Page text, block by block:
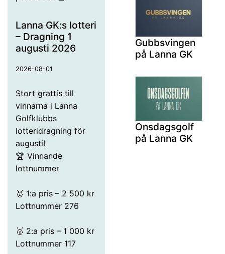
Lanna GK:s lotteri
– Dragning 1
augusti 2026
2026-08-01
Stort grattis till
vinnarna i Lanna
Golfklubbs
lotteridragning för
augusti!
🏆 Vinnande
lottnummer
🥇 1:a pris – 2 500 kr
Lottnummer 276
🥈 2:a pris – 1 000 kr
Lottnummer 117
Gubbsvingen
på Lanna GK
Onsdagsgolf
på Lanna GK